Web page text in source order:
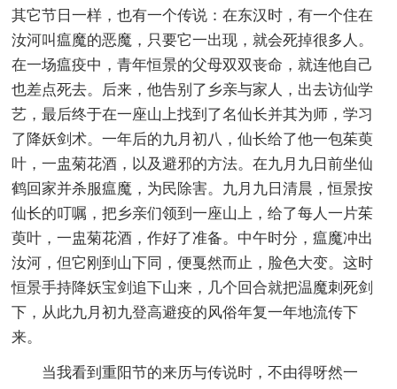
其它节日一样，也有一个传说：在东汉时，有一个住在
汝河叫瘟魔的恶魔，只要它一出现，就会死掉很多人。
在一场瘟疫中，青年恒景的父母双双丧命，就连他自己
也差点死去。后来，他告别了乡亲与家人，出去访仙学
艺，最后终于在一座山上找到了名仙长并其为师，学习
了降妖剑术。一年后的九月初八，仙长给了他一包茱萸
叶，一盅菊花酒，以及避邪的方法。在九月九日前坐仙
鹤回家并杀服瘟魔，为民除害。九月九日清晨，恒景按
仙长的叮嘱，把乡亲们领到一座山上，给了每人一片茱
萸叶，一盅菊花酒，作好了准备。中午时分，瘟魔冲出
汝河，但它刚到山下同，便戛然而止，脸色大变。这时
恒景手持降妖宝剑追下山来，几个回合就把温魔刺死剑
下，从此九月初九登高避疫的风俗年复一年地流传下
来。
当我看到重阳节的来历与传说时，不由得呀然一